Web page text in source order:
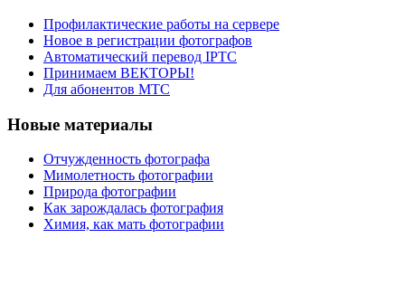
Профилактические работы на сервере
Новое в регистрации фотографов
Автоматический перевод IPTC
Принимаем ВЕКТОРЫ!
Для абонентов МТС
Новые материалы
Отчужденность фотографа
Мимолетность фотографии
Природа фотографии
Как зарождалась фотография
Химия, как мать фотографии